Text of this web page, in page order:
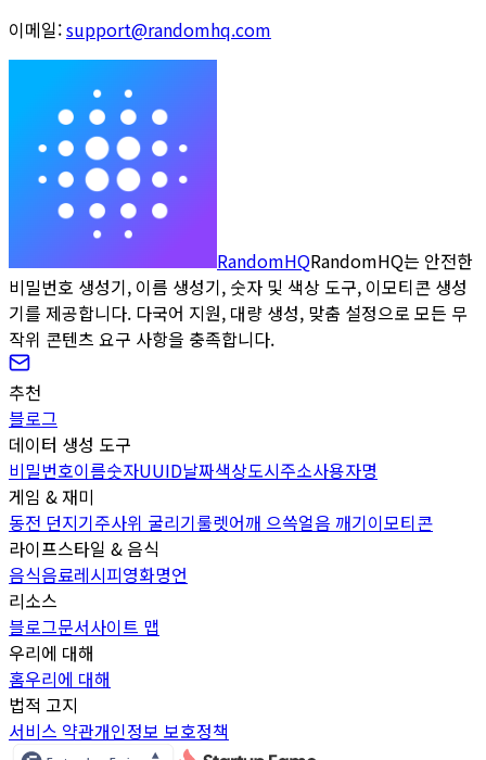
이메일:support@randomhq.com
RandomHQRandomHQ는 안전한
비밀번호 생성기, 이름 생성기, 숫자 및 색상 도구, 이모티콘 생성
기를 제공합니다. 다국어 지원, 대량 생성, 맞춤 설정으로 모든 무
작위 콘텐츠 요구 사항을 충족합니다.
추천
블로그
데이터 생성 도구
비밀번호이름숫자UUID날짜색상도시주소사용자명
게임 & 재미
동전 던지기주사위 굴리기룰렛어깨 으쓱얼음 깨기이모티콘
라이프스타일 & 음식
음식음료레시피영화명언
리소스
블로그문서사이트 맵
우리에 대해
홈우리에 대해
법적 고지
서비스 약관개인정보 보호정책